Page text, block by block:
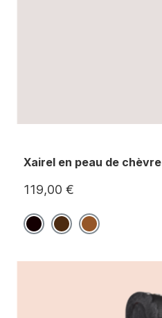
Xairel en peau de chèvre
119,00 €